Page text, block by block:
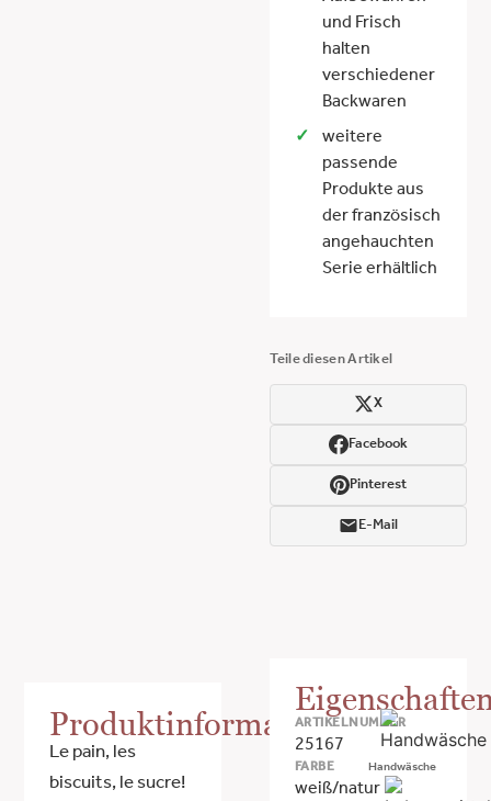
und Frisch
halten
verschiedener
Backwaren
weitere
passende
Produkte aus
der französisch
angehauchten
Serie erhältlich
Teile diesen Artikel
X
Facebook
Pinterest
E-Mail
Produktinformationen
Le pain, les
biscuits, le sucre!
ARTIKELNUMMER
25167
FARBE
weiß/natur
Handwäsche